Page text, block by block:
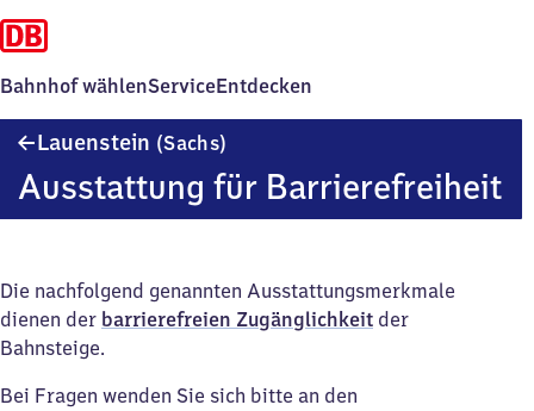
Bahnhof wählenServiceEntdecken
Lauenstein (Sachs)
Ausstattung für Barrierefreiheit
Die nachfolgend genannten Ausstattungsmerkmale
dienen der barrierefreien Zugänglichkeit der
Bahnsteige.
Bei Fragen wenden Sie sich bitte an den